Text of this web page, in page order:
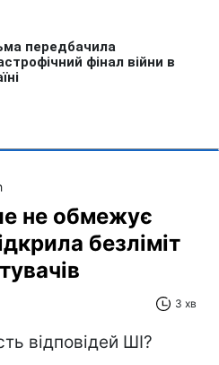
не обмежує
безліміт
3 хв
відповідей ШІ?